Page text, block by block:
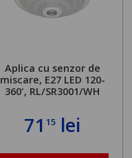
Aplica cu senzor de
miscare, E27 LED 120-
360', RL/SR3001/WH
7115 lei